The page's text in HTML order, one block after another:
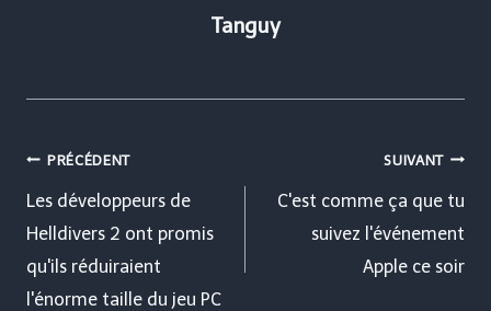
Tanguy
Navigation
de
l’article
PRÉCÉDENT
Les développeurs de
Helldivers 2 ont promis
qu'ils réduiraient
l'énorme taille du jeu PC
SUIVANT
C'est comme ça que tu
suivez l'événement
Apple ce soir